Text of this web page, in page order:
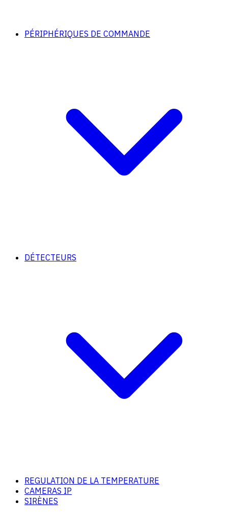
PÉRIPHÉRIQUES DE COMMANDE
DÉTECTEURS
REGULATION DE LA TEMPERATURE
CAMERAS IP
SIRÈNES